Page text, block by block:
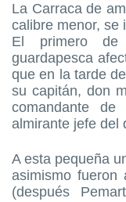
La Carraca de
calibre menor, se
El primero
guardapesca
que en la tarde
su capitán, don
comandante
almirante jefe del
A esta pequeña
asimismo fueron
(después